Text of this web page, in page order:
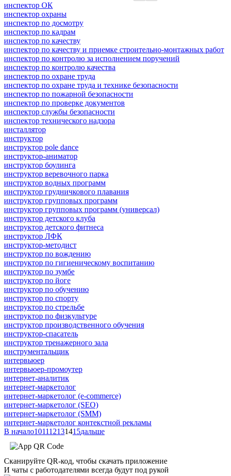
инспектор ОК
инспектор охраны
инспектор по досмотру
инспектор по кадрам
инспектор по качеству
инспектор по качеству и приемке строительно-монтажных работ
инспектор по контролю за исполнением поручений
инспектор по контролю качества
инспектор по охране труда
инспектор по охране труда и технике безопасности
инспектор по пожарной безопасности
инспектор по проверке документов
инспектор службы безопасности
инспектор технического надзора
инсталлятор
инструктор
инструктор pole dance
инструктор-аниматор
инструктор боулинга
инструктор веревочного парка
инструктор водных программ
инструктор грудничкового плавания
инструктор групповых программ
инструктор групповых программ (универсал)
инструктор детского клуба
инструктор детского фитнеса
инструктор ЛФК
инструктор-методист
инструктор по вождению
инструктор по гигиеническому воспитанию
инструктор по зумбе
инструктор по йоге
инструктор по обучению
инструктор по спорту
инструктор по стрельбе
инструктор по физкультуре
инструктор производственного обучения
инструктор-спасатель
инструктор тренажерного зала
инструментальщик
интервьюер
интервьюер-промоутер
интернет-аналитик
интернет-маркетолог
интернет-маркетолог (e-commerce)
интернет-маркетолог (SEO)
интернет-маркетолог (SMM)
интернет-маркетолог контекстной рекламы
В начало101112131415дальше
Сканируйте QR-код, чтобы скачать приложение
И чаты с работодателями всегда будут под рукой